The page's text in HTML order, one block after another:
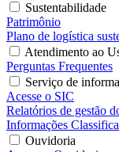
Sustentabilidade
Patrimônio
Plano de logística
Atendimento ao
Perguntas Frequentes
Serviço de
Acesse o SIC
Relatórios de gestão
Informações
Ouvidoria